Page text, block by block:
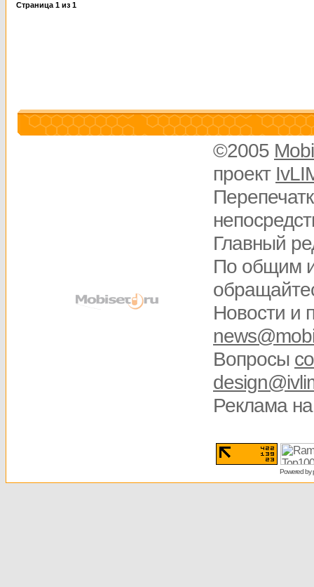
Страница 1 из 1
©2005
проект
Главный
По общим
Новости и
Вопросы
Реклама
Powered by